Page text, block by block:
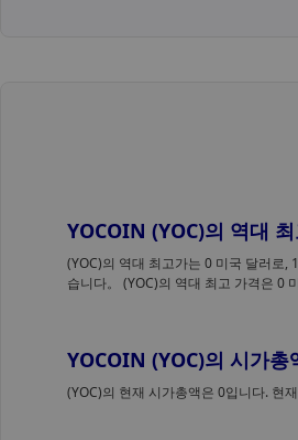
YOCOIN (YOC)의 역대
(YOC)의 역대 최고가는 0 미국 달러로
습니다。 (YOC)의 역대 최고 가격은 0
YOCOIN (YOC)의 시가총
(YOC)의 현재 시가총액은 0입니다. 현